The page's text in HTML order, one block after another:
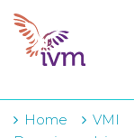
VMI
IVM-
Home VMI